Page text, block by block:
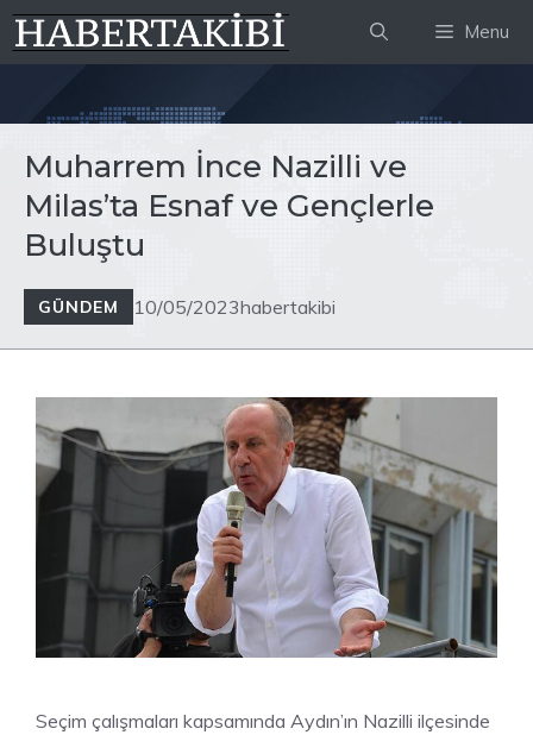
İçeriğe
atla
Menu
Muharrem İnce Nazilli ve
Milas’ta Esnaf ve Gençlerle
Buluştu
GÜNDEM 10/05/2023habertakibi
Seçim çalışmaları kapsamında Aydın’ın Nazilli ilçesinde